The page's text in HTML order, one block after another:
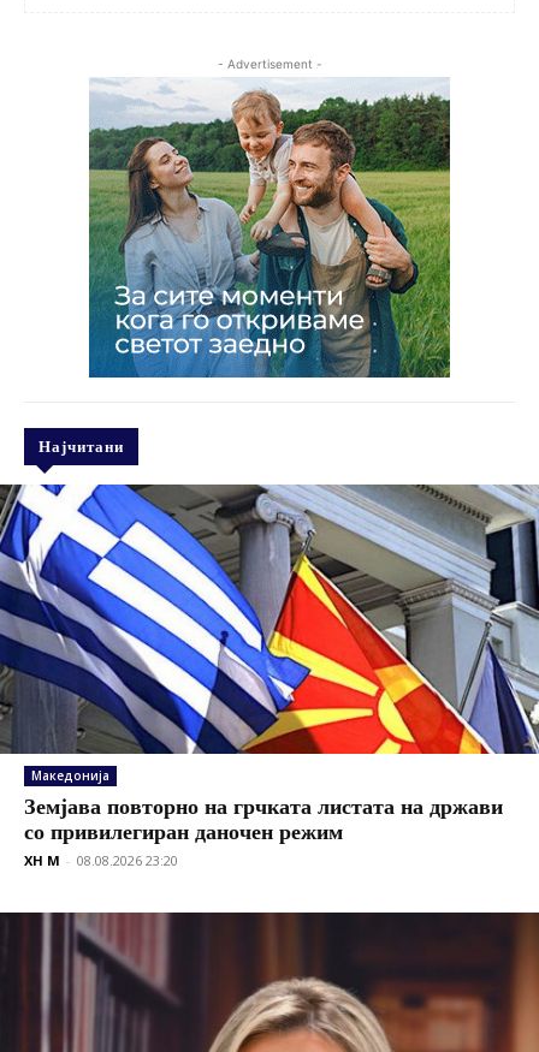
- Advertisement -
Најчитани
Македонија
Земјава повторно на грчката листата на држави
со привилегиран даночен режим
XH M - 08.08.2026 23:20